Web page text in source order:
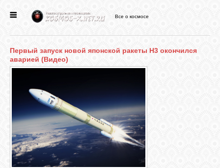
СТАТЬИ
ФАЙЛЫ
Все о космосе
Первый запуск новой японской ракеты H3 окончился
аварией (Видео)